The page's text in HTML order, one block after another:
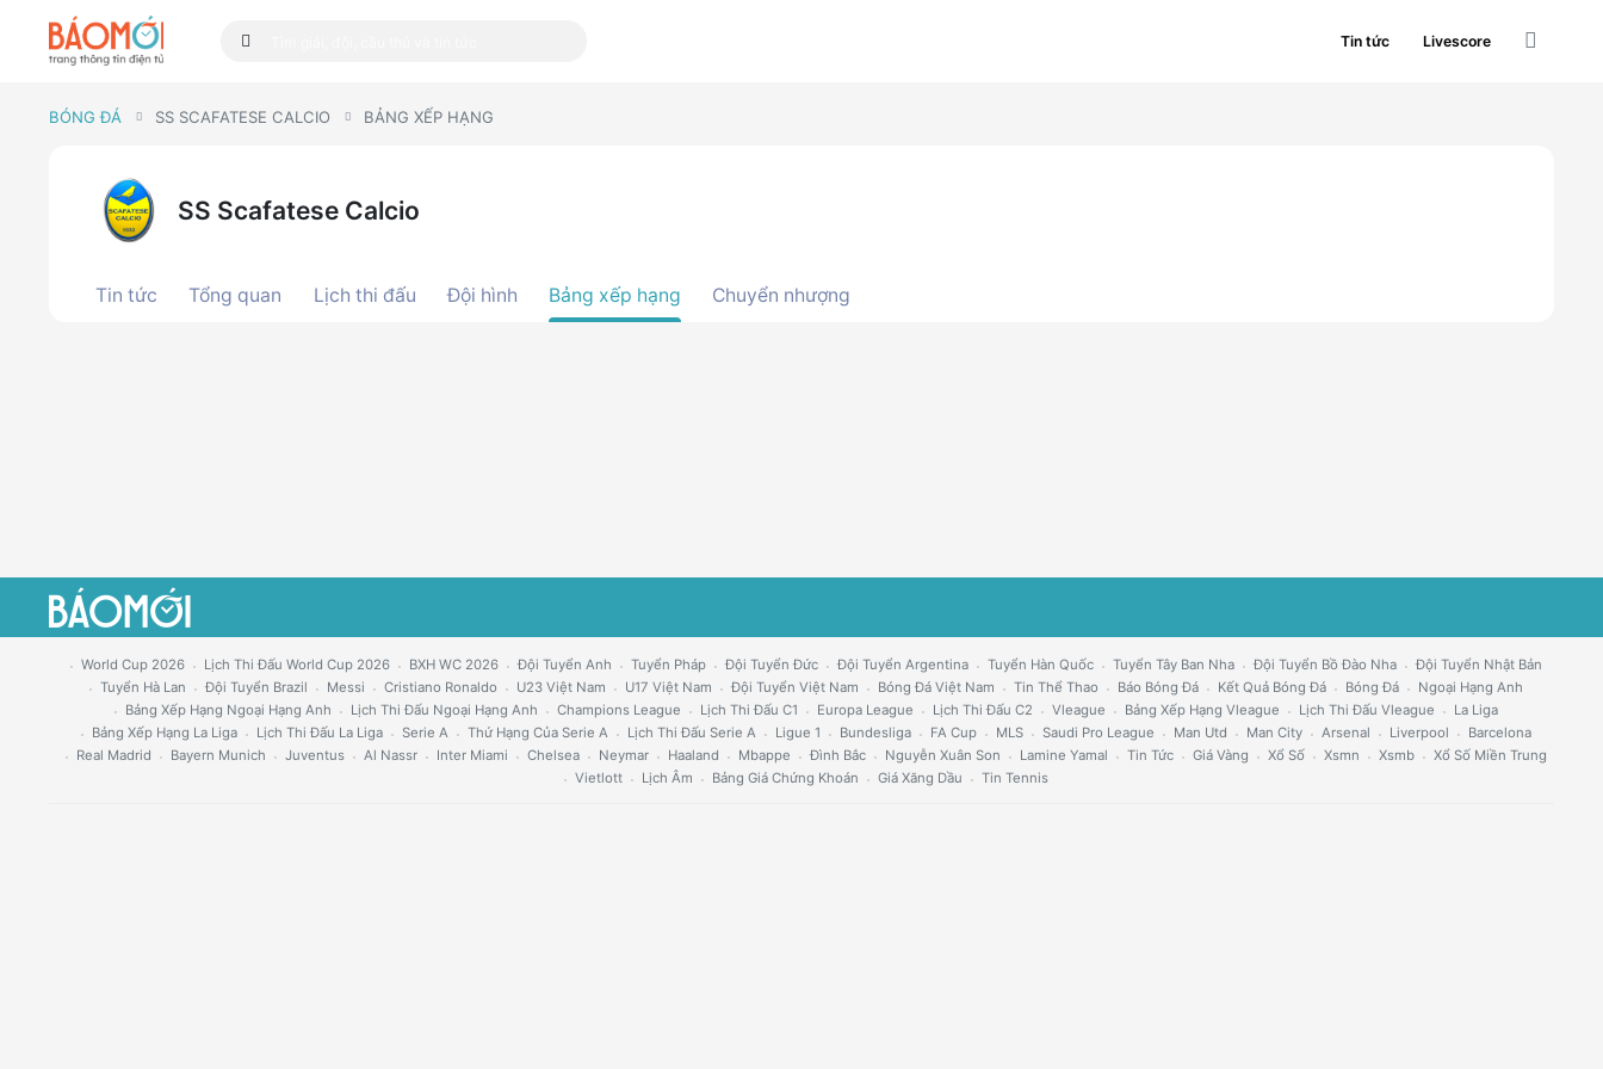
Tin tức Livescore
BÓNG ĐÁ SS SCAFATESE CALCIO BẢNG XẾP HẠNG
SS Scafatese Calcio
Tin tức Tổng quan Lịch thi đấu Đội hình Bảng xếp hạng Chuyển nhượng
World Cup 2026 Lịch Thi Đấu World Cup 2026 BXH WC 2026 Đội Tuyển Anh Tuyển Pháp Đội Tuyển Đức Đội Tuyển Argentina Tuyển Hàn Quốc Tuyển Tây Ban Nha Đội Tuyển Bồ Đào Nha
Đội Tuyển Nhật Bản
Tuyển Hà Lan
Đội Tuyển Brazil Messi Cristiano Ronaldo U23 Việt Nam U17 Việt Nam Đội Tuyển Việt Nam Bóng Đá Việt Nam Tin Thể Thao Báo Bóng Đá Kết Quả Bóng Đá Bóng Đá
Ngoại Hạng Anh
Bảng Xếp Hạng Ngoại Hạng Anh
Lịch Thi Đấu Ngoại Hạng Anh Champions League Lịch Thi Đấu C1 Europa League Lịch Thi Đấu C2 Vleague Bảng Xếp Hạng Vleague Lịch Thi Đấu Vleague
La Liga
Bảng Xếp Hạng La Liga
Lịch Thi Đấu La Liga Serie A Thứ Hạng Của Serie A Lịch Thi Đấu Serie A Ligue 1 Bundesliga FA Cup MLS Saudi Pro League Man Utd Man City Arsenal Liverpool
Barcelona
Real Madrid
Bayern Munich Juventus Al Nassr Inter Miami Chelsea Neymar Haaland Mbappe Đình Bắc Nguyễn Xuân Son Lamine Yamal Tin Tức Giá Vàng Xổ Số Xsmn Xsmb
Xổ Số Miền Trung
Vietlott
Lịch Âm Bảng Giá Chứng Khoán Giá Xăng Dầu Tin Tennis